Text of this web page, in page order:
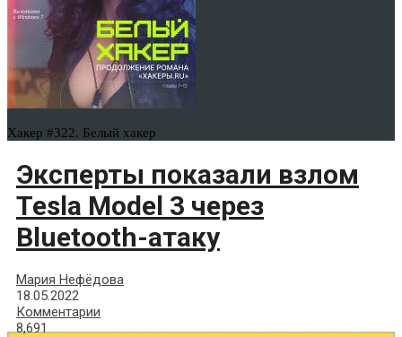
Хакер #322. Белый хакер
Эксперты показали взлом
Tesla Model 3 через
Bluetooth-атаку
Мария Нефёдова
18.05.2022
Комментарии
8,691